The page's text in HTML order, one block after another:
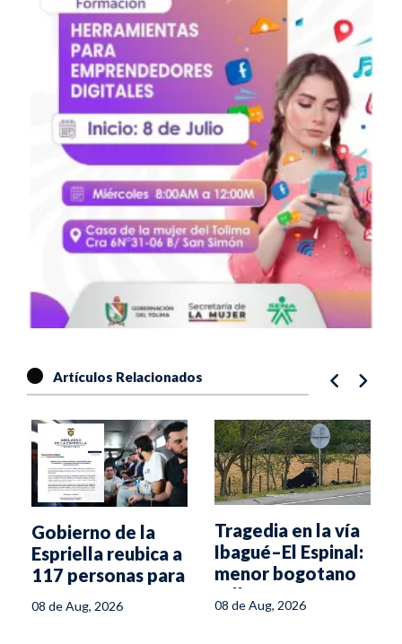
Artículos Relacionados
Gobierno de la
Espriella reubica a
117 personas para
desde las cárceles
08 de Aug, 2026
Tragedia en la vía
Ibagué–El Espinal:
menor bogotano
fallece en
volcamiento
08 de Aug, 2026